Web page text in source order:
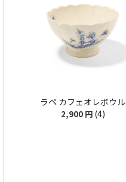
ラペ カフェオレボウル
2,900 円 (4)